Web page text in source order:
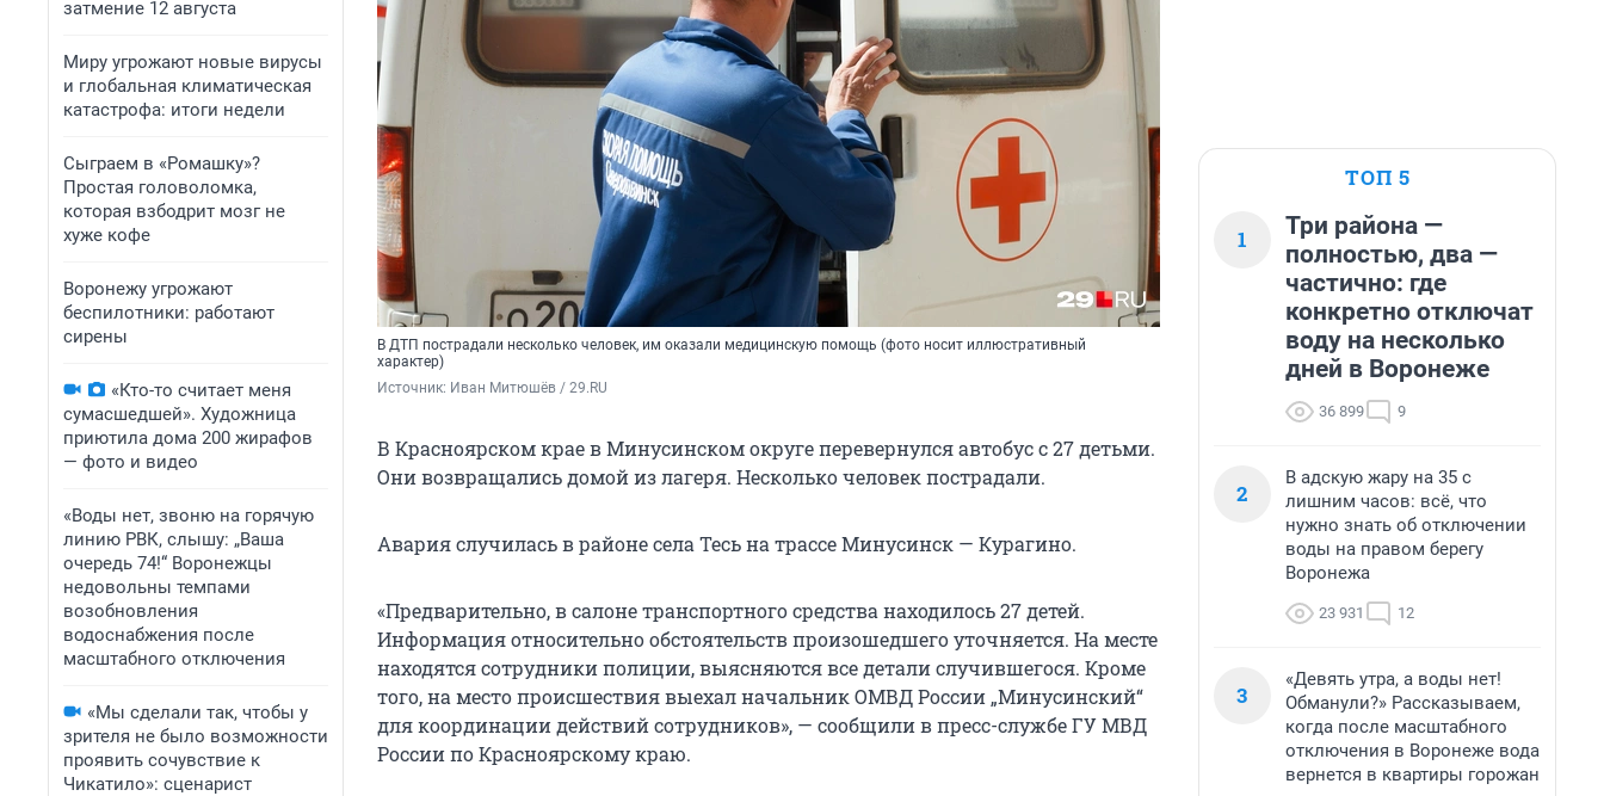
затмение 12 августа
Миру угрожают новые вирусы
и глобальная климатическая
катастрофа: итоги недели
Сыграем в «Ромашку»?
Простая головоломка,
которая взбодрит мозг не
хуже кофе
Воронежу угрожают
беспилотники: работают
сирены
«Кто-то считает меня
сумасшедшей». Художница
приютила дома 200 жирафов
— фото и видео
«Воды нет, звоню на горячую
линию РВК, слышу: „Ваша
очередь 74!“ Воронежцы
недовольны темпами
возобновления
водоснабжения после
масштабного отключения
«Мы сделали так, чтобы у
зрителя не было возможности
проявить сочувствие к
Чикатило»: сценарист
В ДТП пострадали несколько человек, им оказали медицинскую помощь (фото носит иллюстративный
характер)
Источник: Иван Митюшёв / 29.RU
В Красноярском крае в Минусинском округе перевернулся автобус с 27 детьми.
Они возвращались домой из лагеря. Несколько человек пострадали.
Авария случилась в районе села Тесь на трассе Минусинск — Курагино.
«Предварительно, в салоне транспортного средства находилось 27 детей.
Информация относительно обстоятельств произошедшего уточняется. На месте
находятся сотрудники полиции, выясняются все детали случившегося. Кроме
того, на место происшествия выехал начальник ОМВД России „Минусинский“
для координации действий сотрудников», — сообщили в пресс-службе ГУ МВД
России по Красноярскому краю.
ТОП 5
1
Три района —
полностью, два —
частично: где
конкретно отключат
воду на несколько
дней в Воронеже
36 899 9
2
В адскую жару на 35 с
лишним часов: всё, что
нужно знать об отключении
воды на правом берегу
Воронежа
23 931 12
3
«Девять утра, а воды нет!
Обманули?» Рассказываем,
когда после масштабного
отключения в Воронеже вода
вернется в квартиры горожан